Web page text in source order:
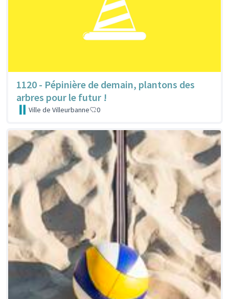
1120 - Pépinière de demain, plantons des
arbres pour le futur !
Ville de Villeurbanne 0